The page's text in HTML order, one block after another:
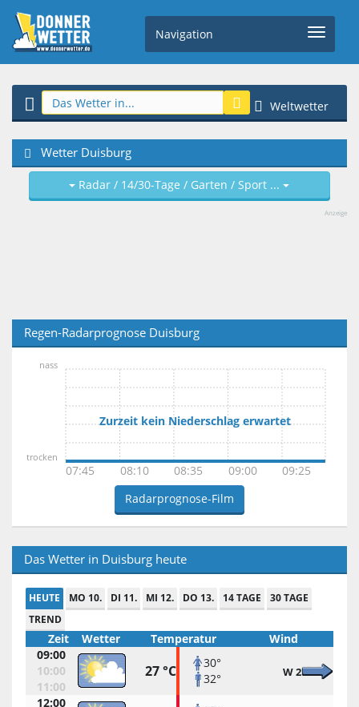
Navigation
Weltwetter
Wetter Duisburg
Radar / 14/30-Tage / Garten / Sport ...
Anzeige
Regen-Radarprognose Duisburg
Zurzeit kein Niederschlag erwartet
07:45 08:10 08:35 09:00 09:25
trocken
nass
Radarprognose-Film
Das Wetter in Duisburg heute
HEUTE MO 10. DI 11. MI 12. DO 13. 14 TAGE
30 TAGE
TREND
Zeit Wetter Temperatur
Wind
09:00
10:00
11:00
27 °C
30°
32°
W 2
12:00